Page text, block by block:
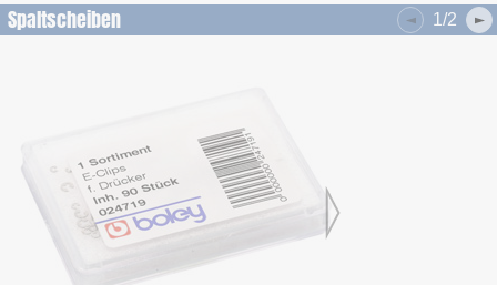
Spaltscheiben 1/2